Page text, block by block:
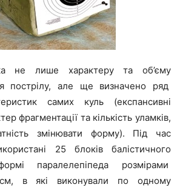
не лише характеру та об’єму
пострілу, але ще визначено ряд
самих куль (експансивні
фрагментації та кількість уламків,
змінювати форму). Під час
25 блоків балістичного
паралелепіпеда розмірами
см, в які виконували по одному